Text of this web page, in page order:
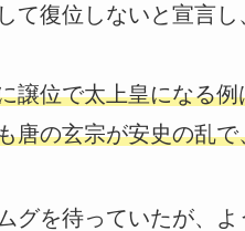
て復位しないと宣言
譲位で太上皇になる
唐の玄宗が安史の乱
グを待っていたが、